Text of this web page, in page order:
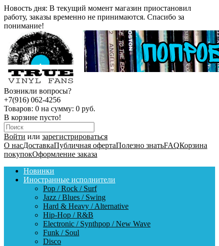
Новость дня: В текущий момент магазин приостановил
работу, заказы временно не принимаются. Спасибо за
понимание!
Возникли вопросы?
+7(916) 062-4256
Товаров: 0 на сумму: 0 руб.
В корзине пусто!
Войти или зарегистрироваться
О насДоставкаПубличная офертаПолезно знатьFAQКорзина
покупокОформление заказа
Новинки
Иностранные исполнители
Pop / Rock / Surf
Jazz / Blues / Swing
Hard & Heavy / Alternative
Hip-Hop / R&B
Electronic / Synthpop / New Wave
Funk / Soul
Disco